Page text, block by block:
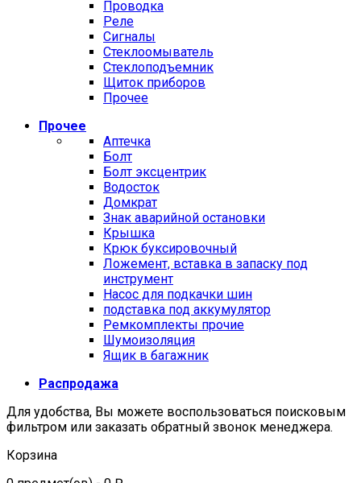
Проводка
Реле
Сигналы
Стеклоомыватель
Стеклоподъемник
Щиток приборов
Прочее
Прочее
Аптечка
Болт
Болт эксцентрик
Водосток
Домкрат
Знак аварийной остановки
Крышка
Крюк буксировочный
Ложемент, вставка в запаску под
инструмент
Насос для подкачки шин
подставка под аккумулятор
Ремкомплекты прочие
Шумоизоляция
Ящик в багажник
Распродажа
Для удобства, Вы можете воспользоваться поисковым
фильтром или заказать обратный звонок менеджера.
Корзина